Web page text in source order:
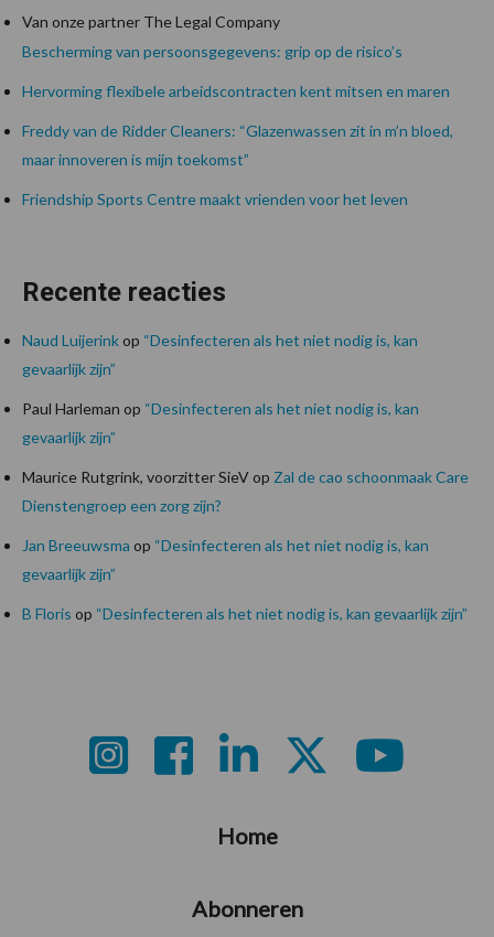
Van onze partner The Legal Company
Bescherming van persoonsgegevens: grip op de risico’s
Hervorming flexibele arbeidscontracten kent mitsen en maren
Freddy van de Ridder Cleaners: “Glazenwassen zit in m’n bloed,
maar innoveren is mijn toekomst”
Friendship Sports Centre maakt vrienden voor het leven
Recente reacties
Naud Luijerinkop “Desinfecteren als het niet nodig is, kan
gevaarlijk zijn”
Paul Harleman op “Desinfecteren als het niet nodig is, kan
gevaarlijk zijn”
Maurice Rutgrink, voorzitter SieVop Zal de cao schoonmaak Care
Dienstengroep een zorg zijn?
Jan Breeuwsma op “Desinfecteren als het niet nodig is, kan
gevaarlijk zijn”
B Floris op “Desinfecteren als het niet nodig is, kan gevaarlijk zijn”
Home
Abonneren